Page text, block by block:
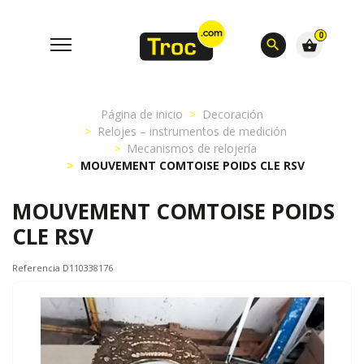
search
0
shopping_basket
Página de inicio
Decoración
Relojes – instrumentos de medición
Mecanismos de relojería
MOUVEMENT COMTOISE POIDS CLE RSV
MOUVEMENT COMTOISE POIDS
CLE RSV
Referencia D110338176